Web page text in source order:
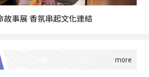
事展 香氛串起文化連結